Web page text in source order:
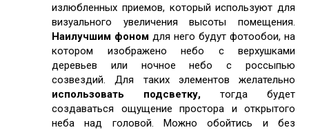
излюбленных приемов, который используют для
визуального увеличения высоты помещения.
Наилучшим фоном для него будут фотообои, на
котором изображено небо с верхушками
деревьев или ночное небо с россыпью
созвездий. Для таких элементов желательно
использовать подсветку, тогда будет
создаваться ощущение простора и открытого
неба над головой. Можно обойтись и без